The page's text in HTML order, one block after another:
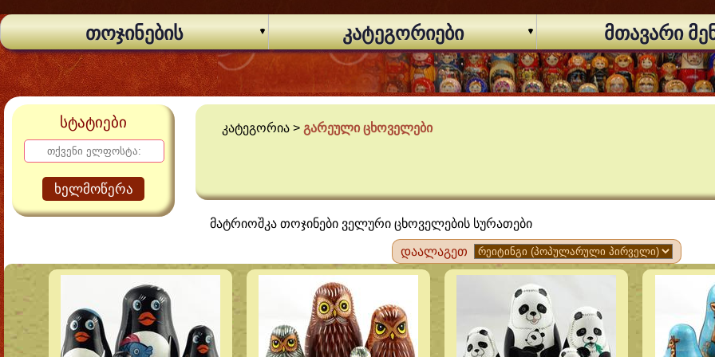
თოჯინების კატეგორიები მთავარი
სტატიები
ხელმოწერა
კატეგორია >გარეული ცხოველები
მატრიოშკა თოჯინები ველური ცხოველების სურათები
დაალაგეთ